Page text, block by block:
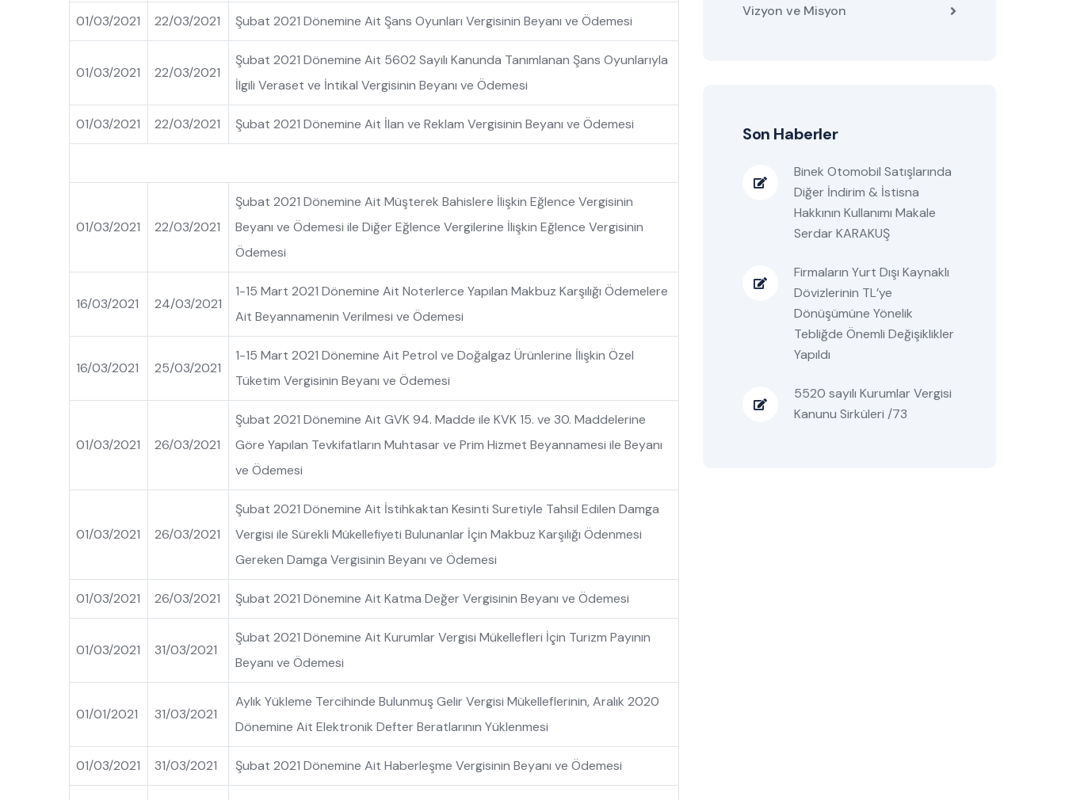
01/03/2021 22/03/2021 Şubat 2021 Dönemine Ait Şans Oyunları Vergisinin Beyanı ve Ödemesi
01/03/2021 22/03/2021
Şubat 2021 Dönemine Ait 5602 Sayılı Kanunda Tanımlanan Şans Oyunlarıyla
İlgili Veraset ve İntikal Vergisinin Beyanı ve Ödemesi
01/03/2021 22/03/2021 Şubat 2021 Dönemine Ait İlan ve Reklam Vergisinin Beyanı ve Ödemesi
01/03/2021 22/03/2021
Şubat 2021 Dönemine Ait Müşterek Bahislere İlişkin Eğlence Vergisinin
Beyanı ve Ödemesi ile Diğer Eğlence Vergilerine İlişkin Eğlence Vergisinin
Ödemesi
16/03/2021 24/03/2021
1-15 Mart 2021 Dönemine Ait Noterlerce Yapılan Makbuz Karşılığı Ödemelere
Ait Beyannamenin Verilmesi ve Ödemesi
16/03/2021 25/03/2021
1-15 Mart 2021 Dönemine Ait Petrol ve Doğalgaz Ürünlerine İlişkin Özel
Tüketim Vergisinin Beyanı ve Ödemesi
01/03/2021 26/03/2021
Şubat 2021 Dönemine Ait GVK 94. Madde ile KVK 15. ve 30. Maddelerine
Göre Yapılan Tevkifatların Muhtasar ve Prim Hizmet Beyannamesi ile Beyanı
ve Ödemesi
01/03/2021 26/03/2021
Şubat 2021 Dönemine Ait İstihkaktan Kesinti Suretiyle Tahsil Edilen Damga
Vergisi ile Sürekli Mükellefiyeti Bulunanlar İçin Makbuz Karşılığı Ödenmesi
Gereken Damga Vergisinin Beyanı ve Ödemesi
01/03/2021 26/03/2021 Şubat 2021 Dönemine Ait Katma Değer Vergisinin Beyanı ve Ödemesi
01/03/2021 31/03/2021
Şubat 2021 Dönemine Ait Kurumlar Vergisi Mükellefleri İçin Turizm Payının
Beyanı ve Ödemesi
01/01/2021 31/03/2021
Aylık Yükleme Tercihinde Bulunmuş Gelir Vergisi Mükelleflerinin, Aralık 2020
Dönemine Ait Elektronik Defter Beratlarının Yüklenmesi
01/03/2021 31/03/2021 Şubat 2021 Dönemine Ait Haberleşme Vergisinin Beyanı ve Ödemesi
Vizyon ve Misyon
Son Haberler
Binek Otomobil Satışlarında
Diğer İndirim & İstisna
Hakkının Kullanımı Makale
Serdar KARAKUŞ
Firmaların Yurt Dışı Kaynaklı
Dövizlerinin TL’ye
Dönüşümüne Yönelik
Tebliğde Önemli Değişiklikler
Yapıldı
5520 sayılı Kurumlar Vergisi
Kanunu Sirküleri /73